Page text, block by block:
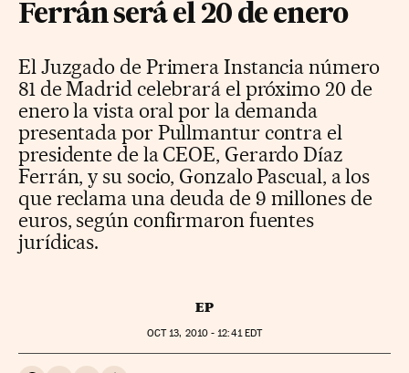
Ferrán será el 20 de enero
El Juzgado de Primera Instancia número
81 de Madrid celebrará el próximo 20 de
enero la vista oral por la demanda
presentada por Pullmantur contra el
presidente de la CEOE, Gerardo Díaz
Ferrán, y su socio, Gonzalo Pascual, a los
que reclama una deuda de 9 millones de
euros, según confirmaron fuentes
jurídicas.
EP
OCT13, 2010 - 12:41 EDT